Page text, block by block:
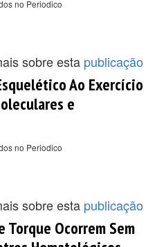
no Periodico
sobre esta publicação
Ao Exercício
e
no Periodico
sobre esta publicação
Torque Ocorrem Sem